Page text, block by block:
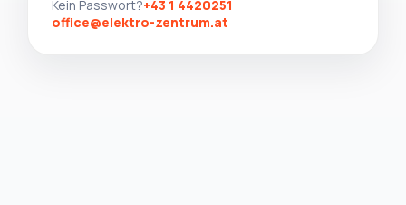
Kein Passwort?+43 1 4420251
office@elektro-zentrum.at